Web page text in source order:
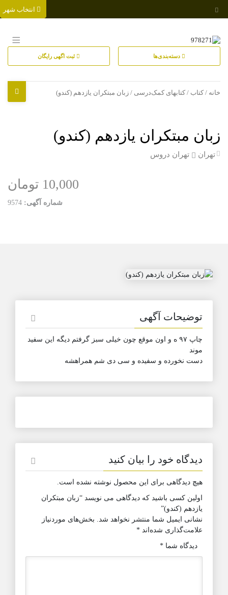
دسته‌بندی‌ها ثبت اگهی رایگان
خانه / کتاب / کتابهای کمک‌درسی / زبان مبتکران یازدهم (کندو)
زبان مبتکران یازدهم (کندو)
تهران تهران دروس
10,000 تومان
شماره آگهی: 9574
توضیحات آگهی
چاپ ۹۷ ه و اون موقع چون خیلی سبز گرفتم دیگه این سفید
موند
دست نخورده و سفیده و سی دی شم همراهشه
دیدگاه خود را بیان کنید
هیچ دیدگاهی برای این محصول نوشته نشده است.
اولین کسی باشید که دیدگاهی می نویسد “زبان مبتکران
یازدهم (کندو)”
نشانی ایمیل شما منتشر نخواهد شد. بخش‌های موردنیاز
علامت‌گذاری شده‌اند *
دیدگاه شما *